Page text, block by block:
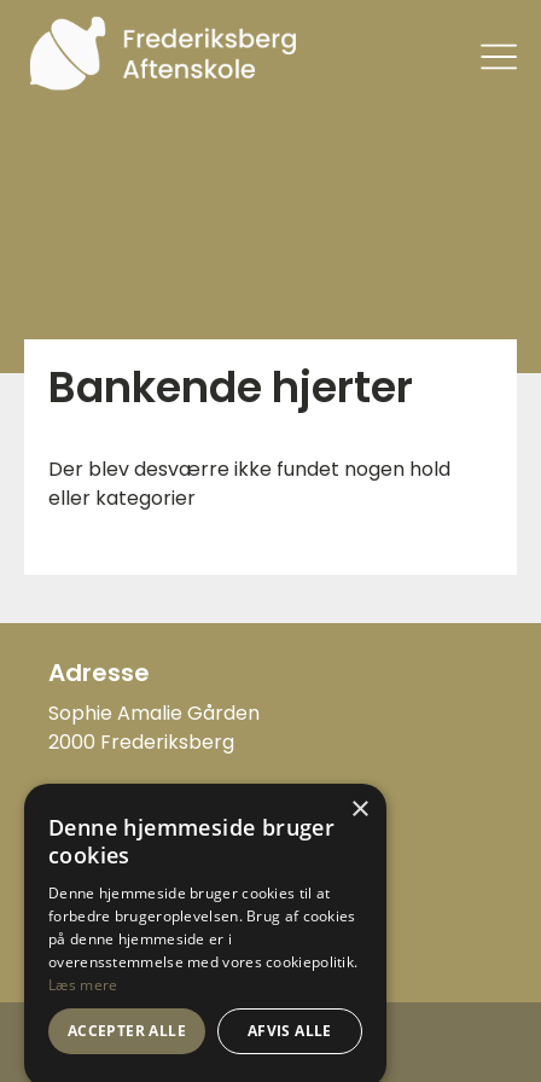
Bankende hjerter
Der blev desværre ikke fundet nogen hold
eller kategorier
Adresse
Sophie Amalie Gården
2000 Frederiksberg
Kontakt
admin@frederiksbergaftenskole.dk
Tlf: +45 31411424
En del af
×
Denne hjemmeside bruger
cookies
Denne hjemmeside bruger cookies til at
forbedre brugeroplevelsen. Brug af cookies
på denne hjemmeside er i
overensstemmelse med vores cookiepolitik.
Læs mere
ACCEPTER ALLE AFVIS ALLE